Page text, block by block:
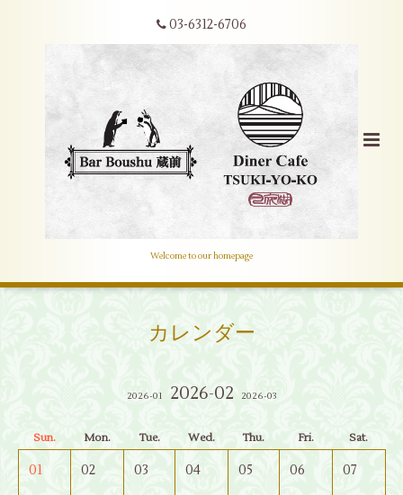
03-6312-6706
Welcome to our homepage
カレンダー
2026-01 2026-02 2026-03
Sun. Mon. Tue. Wed. Thu. Fri. Sat.
01 02 03 04 05 06 07